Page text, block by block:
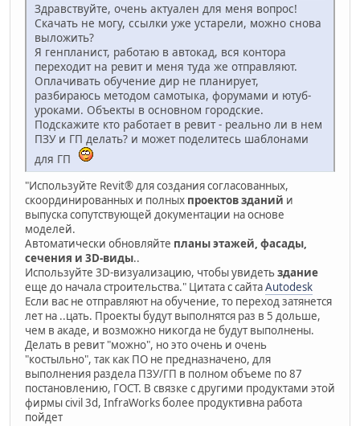
Здравствуйте, очень актуален для меня вопрос!
Скачать не могу, ссылки уже устарели, можно снова
выложить?
Я генпланист, работаю в автокад, вся контора
переходит на ревит и меня туда же отправляют.
Оплачивать обучение дир не планирует,
разбираюсь методом самотыка, форумами и ютуб-
уроками. Объекты в основном городские.
Подскажите кто работает в ревит - реально ли в нем
ПЗУ и ГП делать? и может поделитесь шаблонами
для ГП
"Используйте Revit® для создания согласованных,
скоординированных и полных проектов зданий и
выпуска сопутствующей документации на основе
моделей.
Автоматически обновляйте планы этажей, фасады,
сечения и 3D-виды..
Используйте 3D-визуализацию, чтобы увидетьздание
еще до начала строительства." Цитата с сайтаAutodesk
Если вас не отправляют на обучение, то переход затянется
лет на ..цать. Проекты будут выполнятся раз в 5 дольше,
чем в акаде, и возможно никогда не будут выполнены.
Делать в ревит "можно", но это очень и очень
"костыльно", так как ПО не предназначено, для
выполнения раздела ПЗУ/ГП в полном объеме по 87
постановлению, ГОСТ. В связке с другими продуктами этой
фирмы civil 3d, InfraWorks более продуктивна работа
пойдет